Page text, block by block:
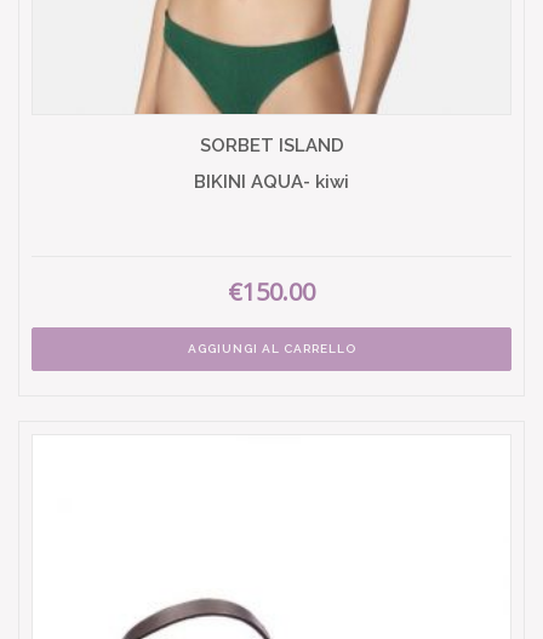
SORBET ISLAND
BIKINI AQUA- kiwi
€150.00
AGGIUNGI AL CARRELLO